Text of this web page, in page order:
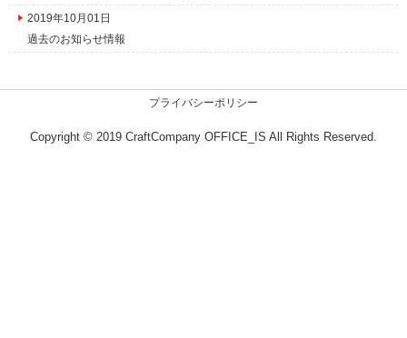
2019年10月01日
過去のお知らせ情報
プライバシーポリシー
Copyright © 2019 CraftCompany OFFICE_IS All Rights Reserved.